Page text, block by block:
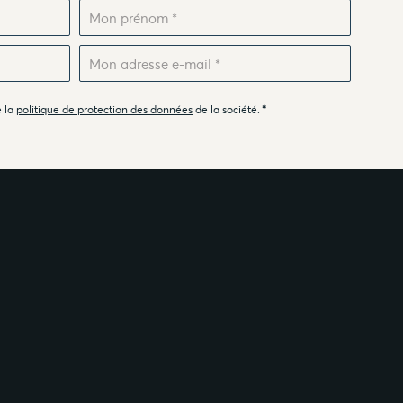
la politique de protection des données de la société. *